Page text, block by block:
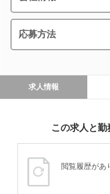
応募方法
求人情報
この求人と
閲覧履歴があ